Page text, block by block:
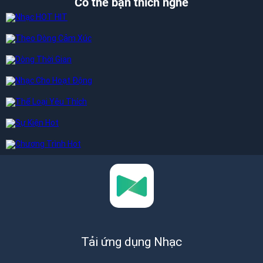
Tải ứng dụng Nhạc